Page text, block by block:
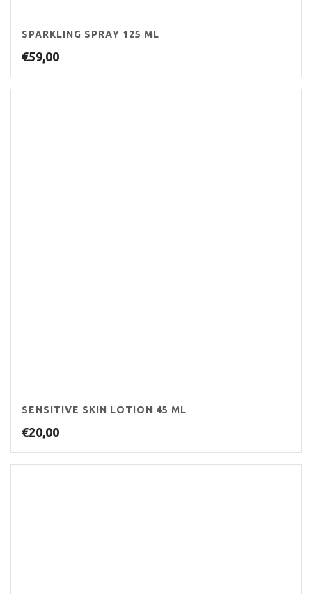
SPARKLING SPRAY 125 ML
€59,00
SENSITIVE SKIN LOTION 45 ML
€20,00